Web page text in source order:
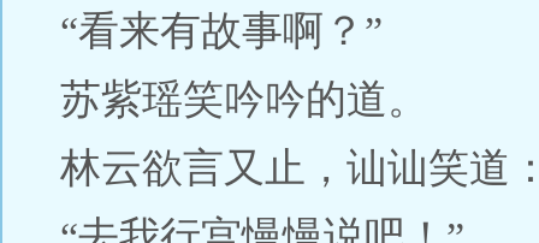
“看来有故事啊？”
苏紫瑶笑吟吟的道。
林云欲言又止，讪讪笑道